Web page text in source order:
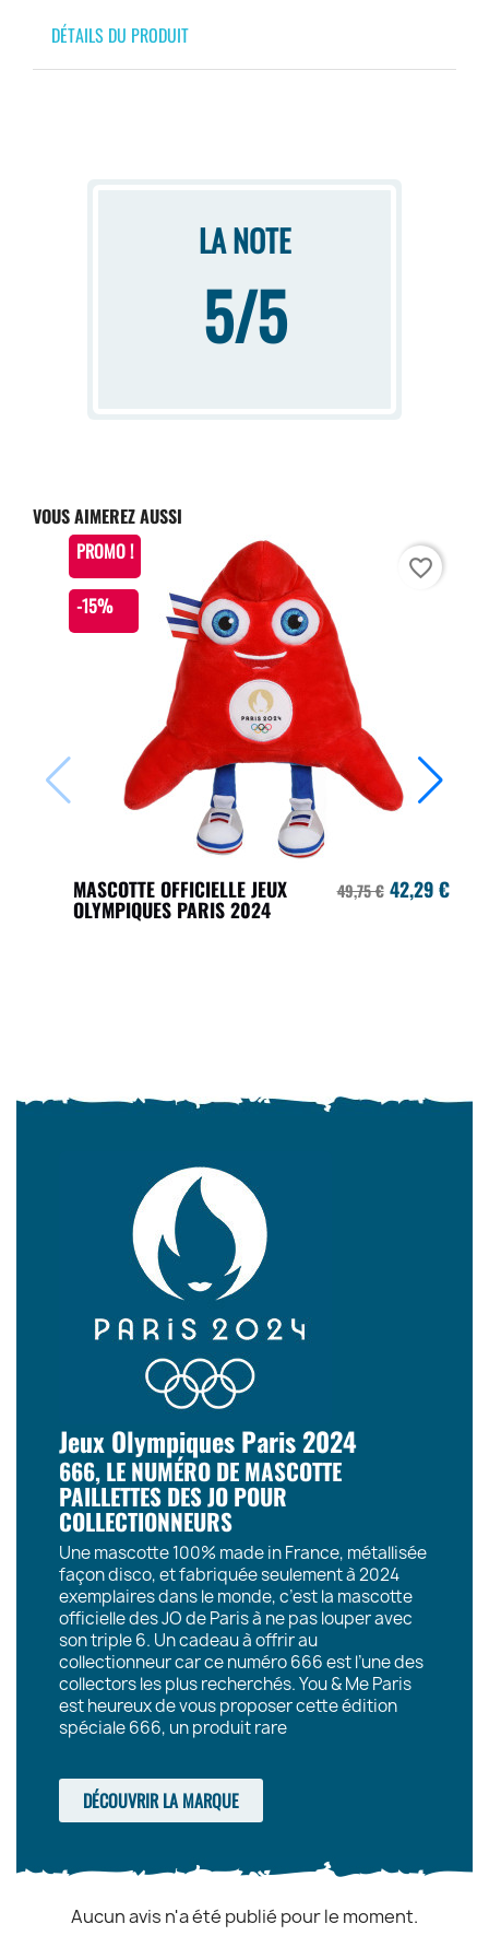
DÉTAILS DU PRODUIT
LA NOTE
5/5
VOUS AIMEREZ AUSSI
MASCOTTE OFFICIELLE JEUX
OLYMPIQUES PARIS 2024
49,75 € 42,29 €
PROMO !
-15%
favorite_border
Jeux Olympiques Paris 2024
666, LE NUMÉRO DE MASCOTTE
PAILLETTES DES JO POUR
COLLECTIONNEURS
Une mascotte 100% made in France, métallisée
façon disco, et fabriquée seulement à 2024
exemplaires dans le monde, c’est la mascotte
officielle des JO de Paris à ne pas louper avec
son triple 6. Un cadeau à offrir au
collectionneur car ce numéro 666 est l’une des
collectors les plus recherchés. You & Me Paris
est heureux de vous proposer cette édition
spéciale 666, un produit rare
DÉCOUVRIR LA MARQUE
Aucun avis n'a été publié pour le moment.